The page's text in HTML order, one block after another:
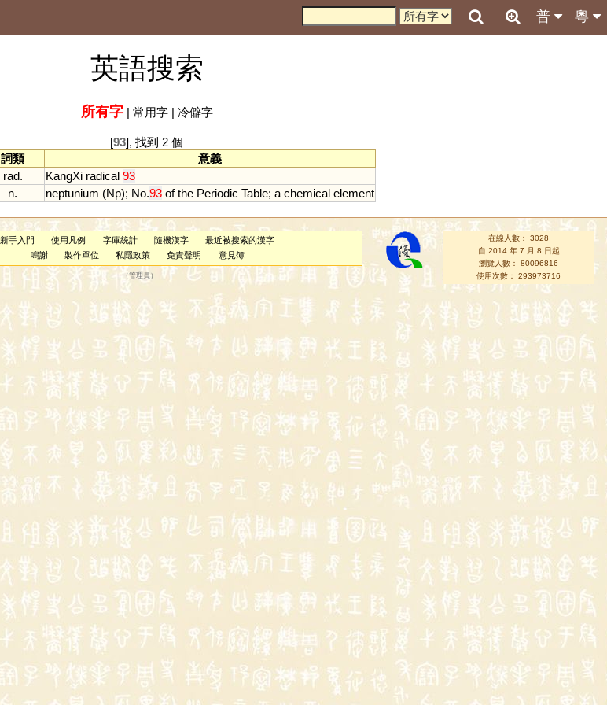
粵
普
英語搜索
所有字| 常用字| 冷僻字
[93], 找到 2 個
詞類
意義
rad. KangXi radical 93
n. neptunium (Np); No.93 of the Periodic Table; a chemical element
新手入門 使用凡例 字庫統計 隨機漢字
最近被搜索的漢字
鳴謝
製作單位 私隱政策 免責聲明 意見簿
（管理員 ）
在線人數： 3028
自 2014 年 7 月 8 日起
瀏覽人數： 80096816
使用次數： 293973716